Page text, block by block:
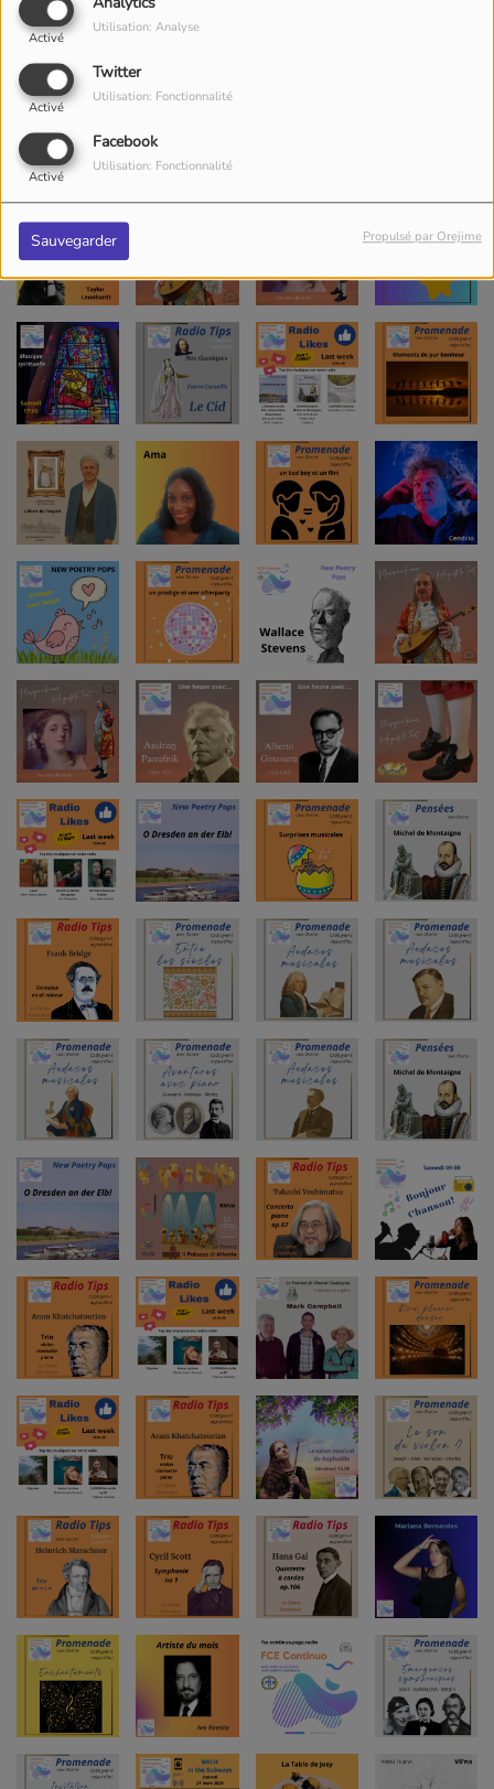
Activé
Utilisation: Analyse
Twitter
Activé
Utilisation: Fonctionnalité
Facebook
Activé
Utilisation: Fonctionnalité
Sauvegarder Propulsé par Orejime